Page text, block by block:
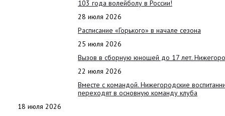
103 года волейболу в России!
28 июля 2026
Расписание «Горького» в начале сезона
25 июля 2026
Вызов в сборную юношей до 17 лет.
22 июля 2026
Вместе с командой. Нижегородские
переходят в основную команду клуба
18 июля 2026